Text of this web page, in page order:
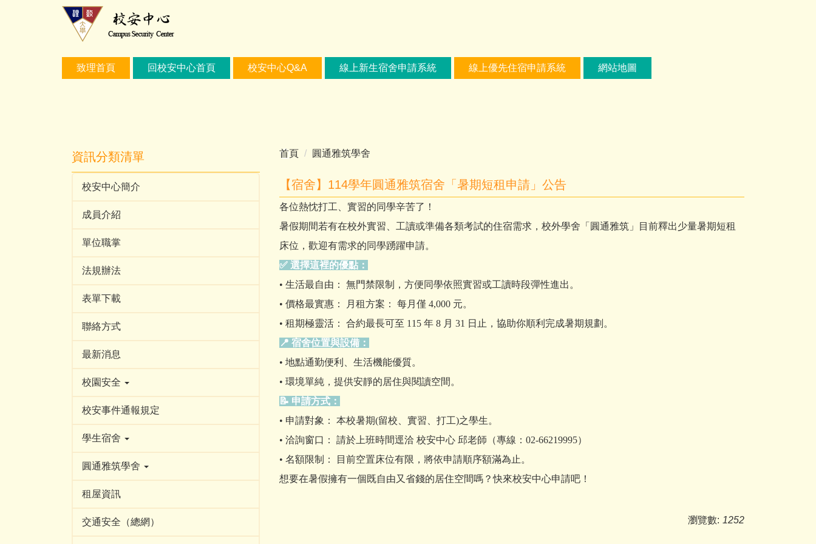
致理首頁 回校安中心首頁 校安中心Q&A 線上新生宿舍申請系統 線上優先住宿申請系統 網站地圖
資訊分類清單
校安中心簡介
成員介紹
單位職掌
法規辦法
表單下載
聯絡方式
最新消息
校園安全
校安事件通報規定
學生宿舍
圓通雅筑學舍
租屋資訊
交通安全（總網）
首頁 圓通雅筑學舍
【宿舍】114學年圓通雅筑宿舍「暑期短租申請」公告
各位熱忱打工、實習的同學辛苦了！
暑假期間若有在校外實習、工讀或準備各類考試的住宿需求，校外學舍「圓通雅筑」目前釋出少量暑期短租
床位，歡迎有需求的同學踴躍申請。
✅ 選擇這裡的優點：
• 生活最自由： 無門禁限制，方便同學依照實習或工讀時段彈性進出。
• 價格最實惠： 月租方案： 每月僅 4,000 元。
• 租期極靈活： 合約最長可至 115 年 8 月 31 日止，協助你順利完成暑期規劃。
📍 宿舍位置與設備：
• 地點通勤便利、生活機能優質。
• 環境單純，提供安靜的居住與閱讀空間。
📝 申請方式：
• 申請對象： 本校暑期(留校、實習、打工)之學生。
• 洽詢窗口： 請於上班時間逕洽 校安中心 邱老師（專線：02-66219995）
• 名額限制： 目前空置床位有限，將依申請順序額滿為止。
想要在暑假擁有一個既自由又省錢的居住空間嗎？快來校安中心申請吧！
瀏覽數: 1252